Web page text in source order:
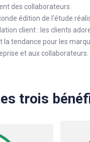
des collaborateurs.
édition de l’étude
client : les clients
la tendance pour les
et aux collaborateurs.
trois